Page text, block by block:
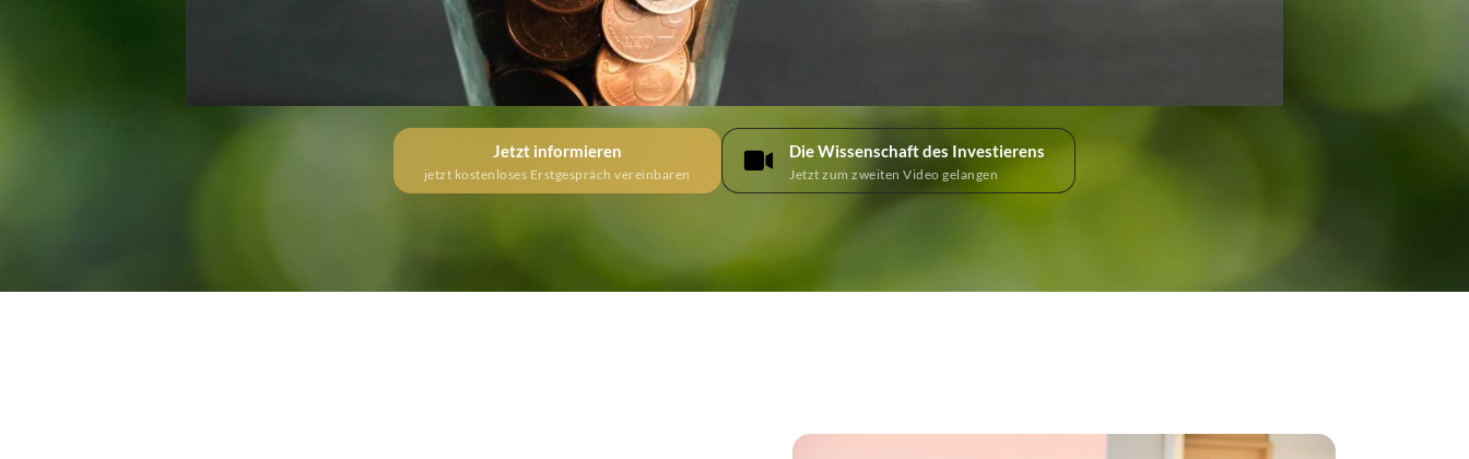
Jetzt informieren
jetzt kostenloses Erstgespräch vereinbaren
Die Wissenschaft des Investierens
Jetzt zum zweiten Video gelangen